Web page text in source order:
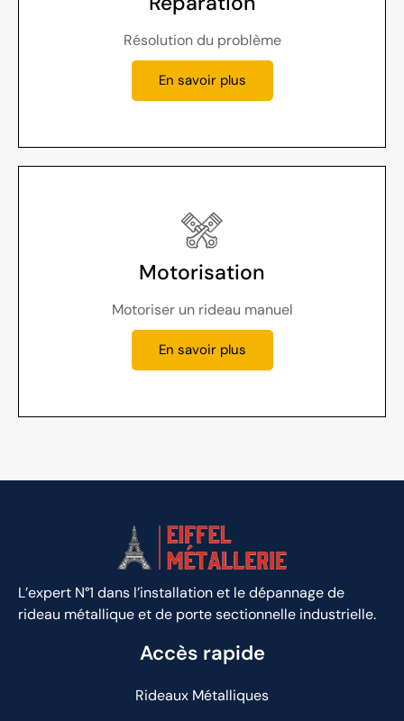
Résolution du problème
En savoir plus
Motorisation
Motoriser un rideau manuel
En savoir plus
L’expert N°1 dans l’installation et le dépannage de
rideau métallique et de porte sectionnelle industrielle.
Accès rapide
Rideaux Métalliques